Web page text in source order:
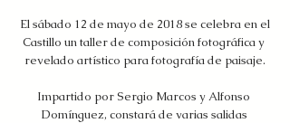
Castillo un taller de composición fotográfica y
revelado artístico para fotografía de paisaje.
Impartido por Sergio Marcos y Alfonso
Domínguez, constará de varias salidas